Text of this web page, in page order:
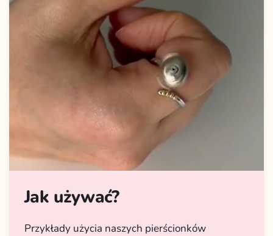
Jak używać?
Przykłady użycia naszych pierścionków